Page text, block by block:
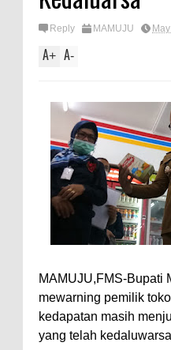
Reply MAMUJU
A+ A-
MAMUJU,FMS-Bupati
mewarning pemilik
kedapatan masih
yang telah